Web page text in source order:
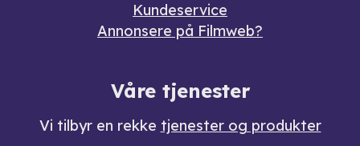
Kundeservice
Annonsere på Filmweb?
Våre tjenester
Vi tilbyr en rekke tjenester og produkter